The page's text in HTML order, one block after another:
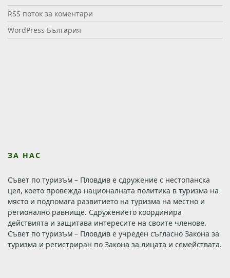
RSS поток за коментари
WordPress България
ЗА НАС
Съвет по туризъм – Пловдив е сдружение с нестопанска
цел, което провежда националната политика в туризма на
място и подпомага развитието на туризма на местно и
регионално равнище. Сдружението координира
действията и защитава интересите на своите членове.
Съвет по туризъм – Пловдив е учреден съгласно Закона за
туризма и регистриран по Закона за лицата и семействата.